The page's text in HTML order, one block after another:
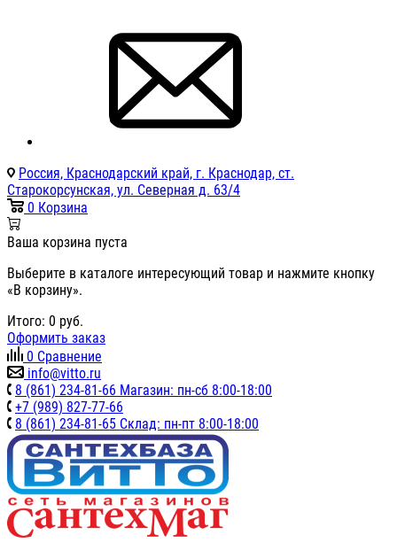
Россия, Краснодарский край, г. Краснодар, ст.
Старокорсунская, ул. Северная д. 63/4
0 Корзина
Ваша корзина пуста
Выберите в каталоге интересующий товар и нажмите кнопку
«В корзину».
Итого: 0 руб.
Оформить заказ
0 Сравнение
info@vitto.ru
8 (861) 234-81-66 Магазин: пн-сб 8:00-18:00
+7 (989) 827-77-66
8 (861) 234-81-65 Склад: пн-пт 8:00-18:00